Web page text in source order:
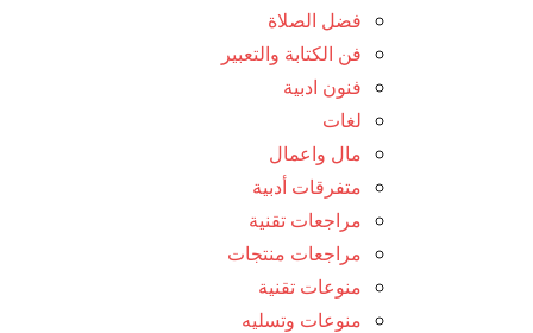
فضل الصلاة
فن الكتابة والتعبير
فنون ادبية
لغات
مال واعمال
متفرقات أدبية
مراجعات تقنية
مراجعات منتجات
منوعات تقنية
منوعات وتسليه